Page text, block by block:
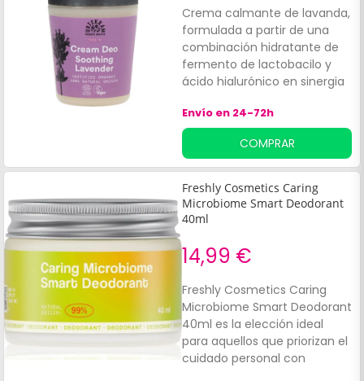
Crema calmante de lavanda,
formulada a partir de una
combinación hidratante de
fermento de lactobacilo y
ácido hialurónico en sinergia
zinc que ayudan a reducir la
presencia y desarrollo de
olores no deseados. La
fórmula acondiciona
suavemente la piel, le
proporciona nutrientes y
ofrece un relajante aroma a
Envío en 24-72h
COMPRAR
Freshly Cosmetics Caring
Microbiome Smart Deodorant
40ml
14,99 €
Freshly Cosmetics Caring
Microbiome Smart Deodorant
40ml es la elección ideal
para aquellos que priorizan el
cuidado personal con